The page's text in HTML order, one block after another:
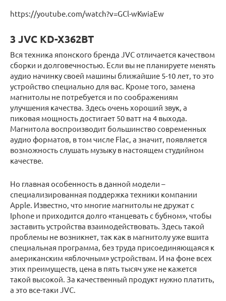
https://youtube.com/watch?v=GCl-wKwiaEw
3 JVC KD-X362BT
Вся техника японского бренда JVC отличается качеством
сборки и долговечностью. Если вы не планируете менять
аудио начинку своей машины ближайшие 5-10 лет, то это
устройство специально для вас. Кроме того, замена
магнитолы не потребуется и по соображениям
улучшения качества. Здесь очень хороший звук, а
пиковая мощность достигает 50 ватт на 4 выхода.
Магнитола воспроизводит большинство современных
аудио форматов, в том числе Flac, а значит, появляется
возможность слушать музыку в настоящем студийном
качестве.
Но главная особенность в данной модели –
специализированная поддержка техники компании
Apple. Известно, что многие магнитолы не дружат с
Iphone и приходится долго «танцевать с бубном», чтобы
заставить устройства взаимодействовать. Здесь такой
проблемы не возникнет, так как в магнитолу уже вшита
специальная программа, без труда присоединяющаяся к
американским «яблочным» устройствам. И на фоне всех
этих преимуществ, цена в пять тысяч уже не кажется
такой высокой. За качественный продукт нужно платить,
а это все-таки JVC.